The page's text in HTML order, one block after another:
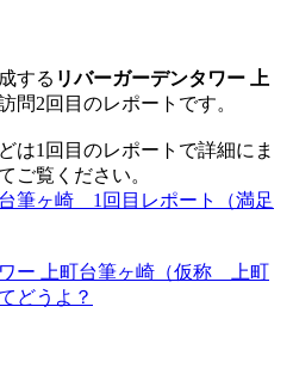
する リバーガーデンタワー 上
問2回目のレポートです。
は1回目のレポートで詳細にま
ご覧ください。
筆ヶ崎 1回目レポート（満足
ー 上町台筆ヶ崎（仮称 上町
どうよ？